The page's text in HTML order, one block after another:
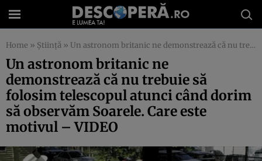
Home » Știință » Un astronom britanic ne demonstrează că nu trebuie să folosim telescopul atunci când dorim să observăm Soarele. Care este motivul – VIDEO
Un astronom britanic ne
demonstrează că nu trebuie să
folosim telescopul atunci când dorim
să observăm Soarele. Care este
motivul – VIDEO